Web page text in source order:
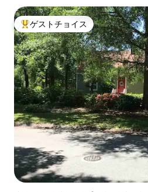
大好評のゲストチョイスです。
ゲストチョイス